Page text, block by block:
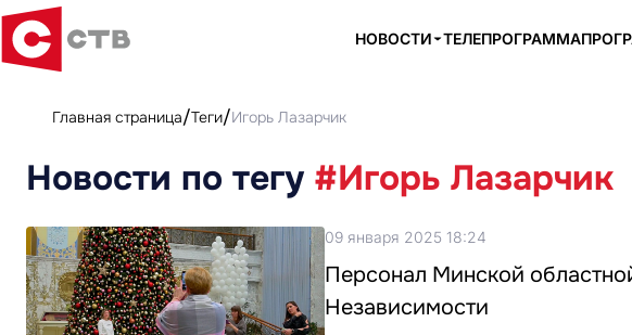
НОВОСТИ ТЕЛЕПРОГРАММА
Главная страница Теги Игорь Лазарчик
Новости по тегу #Игорь Лазарчик
09 января 2025 18:24
Персонал Минской
Независимости